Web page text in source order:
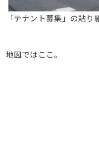
「テナント募集」の貼り
地図ではここ。